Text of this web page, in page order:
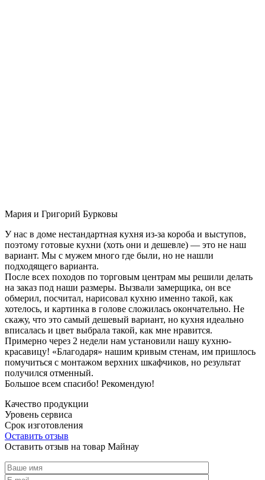
Мария и Григорий Бурковы
У нас в доме нестандартная кухня из-за короба и выступов,
поэтому готовые кухни (хоть они и дешевле) — это не наш
вариант. Мы с мужем много где были, но не нашли
подходящего варианта.
После всех походов по торговым центрам мы решили делать
на заказ под наши размеры. Вызвали замерщика, он все
обмерил, посчитал, нарисовал кухню именно такой, как
хотелось, и картинка в голове сложилась окончательно. Не
скажу, что это самый дешевый вариант, но кухня идеально
вписалась и цвет выбрала такой, как мне нравится.
Примерно через 2 недели нам установили нашу кухню-
красавицу! «Благодаря» нашим кривым стенам, им пришлось
помучиться с монтажом верхних шкафчиков, но результат
получился отменный.
Большое всем спасибо! Рекомендую!
Качество продукции
Уровень сервиса
Срок изготовления
Оставить отзыв
Оставить отзыв на товар Майнау